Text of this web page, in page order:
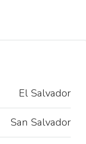
El Salvador
San Salvador